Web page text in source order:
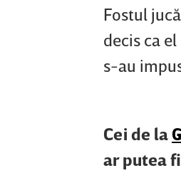
Fostul
decis ca
s-au
Cei de la
ar putea